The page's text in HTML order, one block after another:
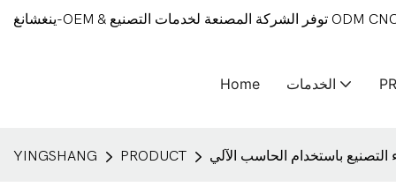
Home الخدمات
YINGSHANG PRODUCT التصنيع باستخدام الحاسب الآلي